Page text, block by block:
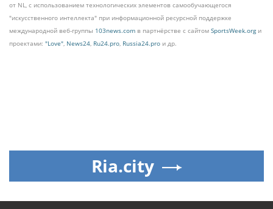
от NL, с использованием технологических элементов самообучающегося
"искусственного интеллекта" при информационной ресурсной поддержке
международной веб-группы 103news.com в партнёрстве с сайтом SportsWeek.orgи
проектами: "Love", News24, Ru24.pro, Russia24.pro и др.
Ria.city